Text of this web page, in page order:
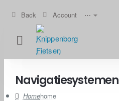
Back Account ⋯
Navigatiesystemen
home